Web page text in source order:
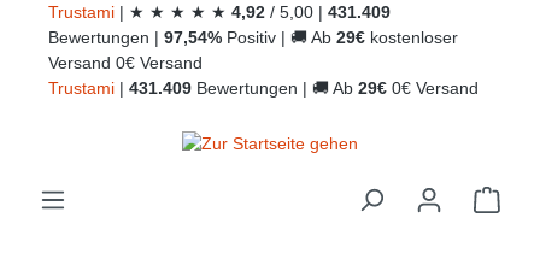
Trustami | ★ ★ ★ ★ ★ 4,92 / 5,00 | 431.409
Bewertungen | 97,54% Positiv | 🚚 Ab 29€ kostenloser
Versand 0€ Versand
Trustami | 431.409 Bewertungen | 🚚 Ab 29€ 0€ Versand